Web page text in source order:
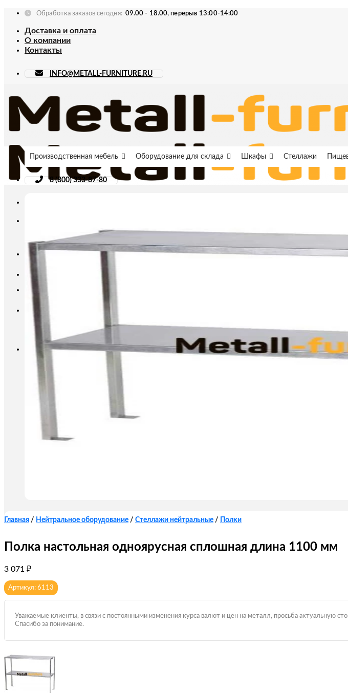
Skip
content
Обработка заказов сегодня: 09.00 - 18.00, перерыв 13:00-14:00
Доставка и оплата
О компании
Контакты
INFO@METALL-FURNITURE.RU
INFO@METALL-FURNITURE.RU
Корзина
Корзина пуста.
Производственная мебель Оборудование для склада Шкафы Стеллажи
8 (800) 333-87-80
Главная / Нейтральное оборудование / Стеллажи нейтральные / Полки
Полка настольная одноярусная сплошная длина 1100 мм
3 071 ₽
Артикул: 6113
Уважаемые клиенты, в связи с постоянными изменения курса валют и цен на металл, просьба актуальную
Спасибо за понимание.